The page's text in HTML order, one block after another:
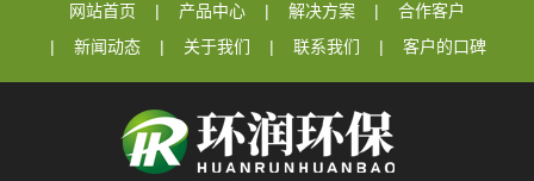
网站首页 产品中心 解决方案
合作客户
新闻动态
关于我们 联系我们 客户的口碑